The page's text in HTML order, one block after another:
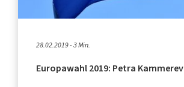
28.02.2019 - 3 Min.
Europawahl 2019: Petra